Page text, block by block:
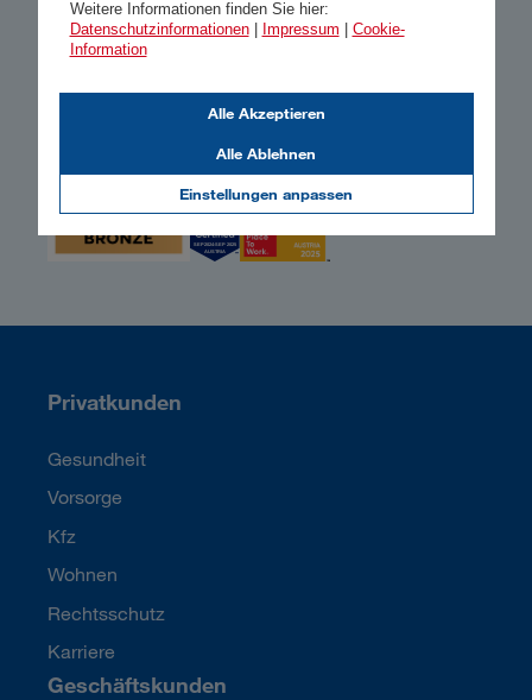
Weitere Informationen finden Sie hier:
Datenschutzinformationen| Impressum
Cookie-
Information
Einstellungen anpassen
Alle Ablehnen
Alle Akzeptieren
Privatkunden
Gesundheit
Vorsorge
Kfz
Wohnen
Rechtsschutz
Karriere
Geschäftskunden
4,73
16.234 Kundenbewertungen1